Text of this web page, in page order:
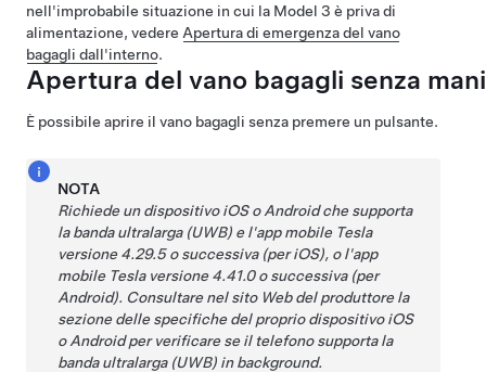
nell'improbabile situazione in cui la Model 3 è priva di
alimentazione, vedere Apertura di emergenza del vano
bagagli dall'interno.
Apertura del vano bagagli senza mani
È possibile aprire il vano bagagli senza premere un pulsante.
NOTA
Richiede un dispositivo iOS o Android che supporta
la banda ultralarga (UWB) e l'app mobile Tesla
versione 4.29.5 o successiva (per iOS), o l'app
mobile Tesla versione 4.41.0 o successiva (per
Android). Consultare nel sito Web del produttore la
sezione delle specifiche del proprio dispositivo iOS
o Android per verificare se il telefono supporta la
banda ultralarga (UWB) in background.